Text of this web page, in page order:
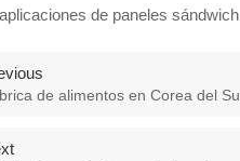
de paneles
de alimentos en Corea del